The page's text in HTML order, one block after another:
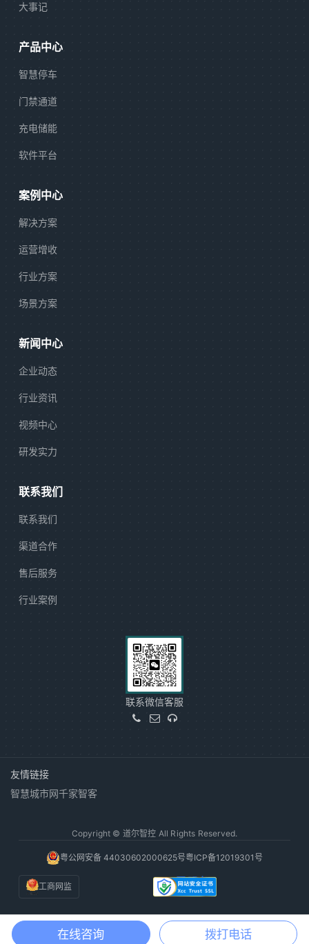
大事记
产品中心
智慧停车
门禁通道
充电储能
软件平台
案例中心
解决方案
运营增收
行业方案
场景方案
新闻中心
企业动态
行业资讯
视频中心
研发实力
联系我们
联系我们
渠道合作
售后服务
行业案例
联系微信客服
友情链接
智慧城市网千家智客
Copyright © 道尔智控 All Rights Reserved.
粤公网安备 44030602000625号粤ICP备12019301号
工商网监
电话咨询 获取方案 渠道合作
在线咨询 拨打电话